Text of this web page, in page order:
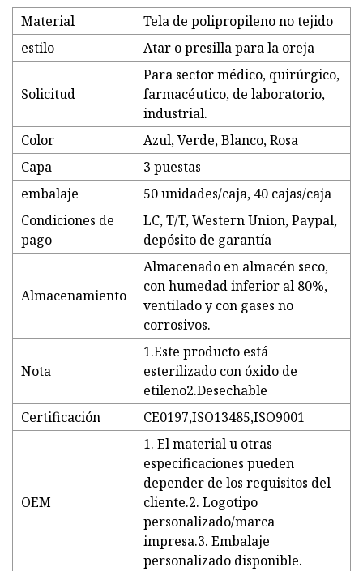
Material
Tela de polipropileno no tejido
estilo
Atar o presilla para la oreja
Solicitud
Para sector médico, quirúrgico,
farmacéutico, de laboratorio,
industrial.
Color
Azul, Verde, Blanco, Rosa
Capa
3 puestas
embalaje
50 unidades/caja, 40 cajas/caja
Condiciones de
pago
LC, T/T, Western Union, Paypal,
depósito de garantía
Almacenamiento
Almacenado en almacén seco,
con humedad inferior al 80%,
ventilado y con gases no
corrosivos.
Nota
1.Este producto está
esterilizado con óxido de
etileno2.Desechable
Certificación
CE0197,ISO13485,ISO9001
OEM
1. El material u otras
especificaciones pueden
depender de los requisitos del
cliente.2. Logotipo
personalizado/marca
impresa.3. Embalaje
personalizado disponible.